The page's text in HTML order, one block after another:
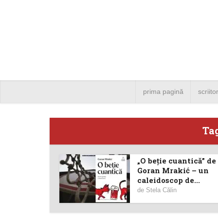
prima pagină
„O beție cuantică” de
Goran Mrakić – un
caleidoscop de...
de Stela Călin